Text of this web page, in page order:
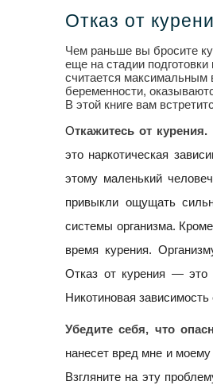
Отказ от
Чем раньше вы бросите
еще на стадии
считается максимальным
беременности,
В этой книге вам
Откажитесь от курения.
это наркотическая
этому маленький
привыкли ощущать
системы организма.
время курения.
Отказ от курения —
Никотиновая
Убедите себя, что
нанесет вред мне и
Взгляните на эту